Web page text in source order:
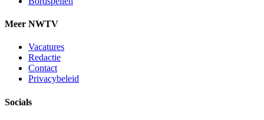
Meer NWTV
Vacatures
Redactie
Contact
Privacybeleid
Socials